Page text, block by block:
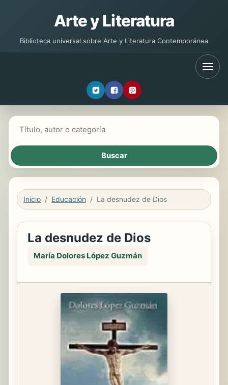
Arte y Literatura
Biblioteca universal sobre Arte y Literatura Contemporánea
Inicio Educación La desnudez de Dios
La desnudez de Dios
María Dolores López Guzmán